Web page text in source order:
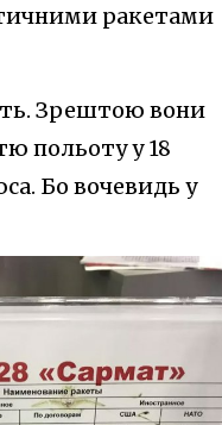
ракетами
Зрештою вони
польоту у 18
Бо вочевидь у